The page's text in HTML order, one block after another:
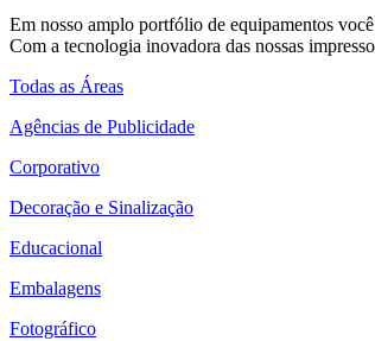
Em nosso amplo portfólio de equipamentos
Com a tecnologia inovadora das nossas
Todas as Áreas
Agências de Publicidade
Corporativo
Decoração e Sinalização
Educacional
Embalagens
Fotográfico